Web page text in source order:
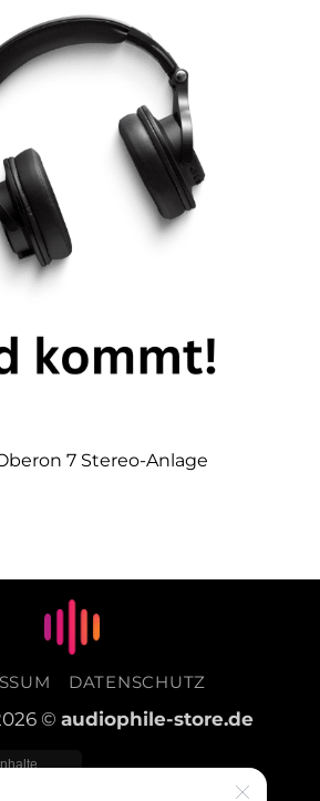
7 Stereo-Anlage
DATENSCHUTZ
© audiophile-store.de